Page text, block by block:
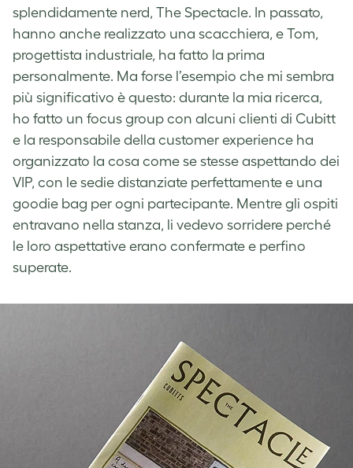
splendidamente nerd, The Spectacle. In passato,
hanno anche realizzato una scacchiera, e Tom,
progettista industriale, ha fatto la prima
personalmente. Ma forse l’esempio che mi sembra
più significativo è questo: durante la mia ricerca,
ho fatto un focus group con alcuni clienti di Cubitt
e la responsabile della customer experience ha
organizzato la cosa come se stesse aspettando dei
VIP, con le sedie distanziate perfettamente e una
goodie bag per ogni partecipante. Mentre gli ospiti
entravano nella stanza, li vedevo sorridere perché
le loro aspettative erano confermate e perfino
superate.